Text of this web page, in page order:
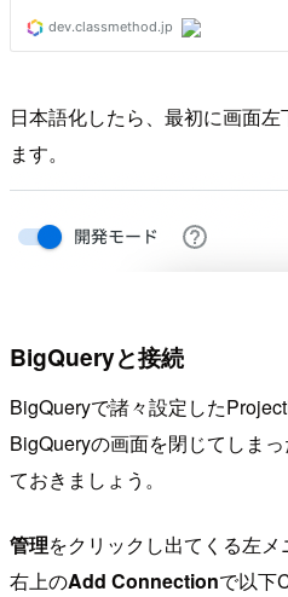
日本語化したら、最初に画面
ます。
BigQueryと接続
BigQueryで諸々設定した
BigQueryの画面を閉じてしま
ておきましょう。
管理をクリックし出てくる左メ
右上のAdd Connectionで以下